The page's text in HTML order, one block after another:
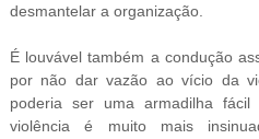
desmantelar a organização.
É louvável também a condução
por não dar vazão ao vício da
poderia ser uma armadilha
violência é muito mais